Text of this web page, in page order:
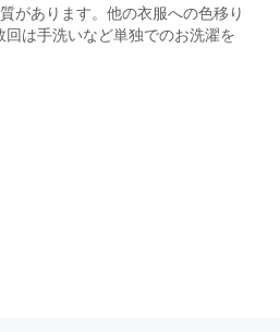
があります。他の衣服への色移り
は手洗いなど単独でのお洗濯を